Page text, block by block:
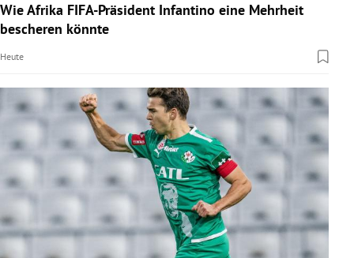
Wie Afrika FIFA-Präsident Infantino eine Mehrheit
bescheren könnte
Heute